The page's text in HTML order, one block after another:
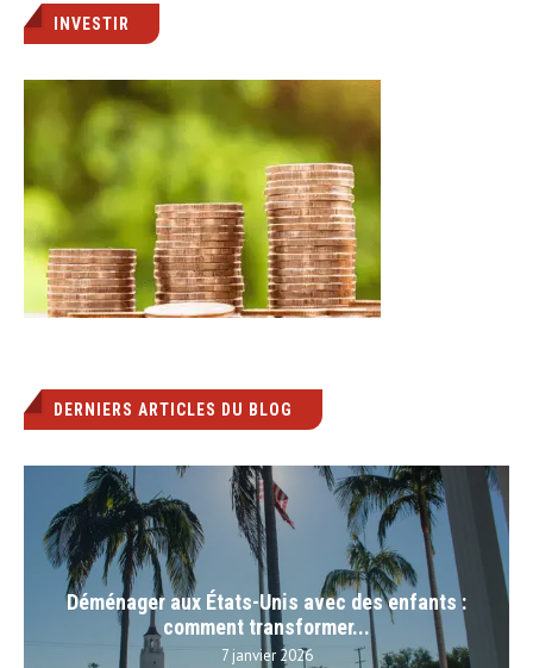
INVESTIR
DERNIERS ARTICLES DU BLOG
Déménager aux États-Unis avec des enfants :
comment transformer...
7 janvier 2026